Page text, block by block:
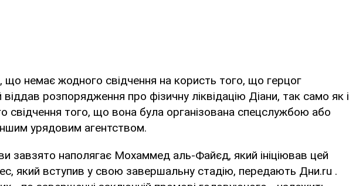
що немає жодного свідчення на користь того, що герцог
розпорядження про фізичну ліквідацію Діани, так само як і
свідчення того, що вона була організована спецслужбою або
урядовим агентством.
завзято наполягає Мохаммед аль-Файєд, який ініціював цей
який вступив у свою завершальну стадію, передають Дни.ru .